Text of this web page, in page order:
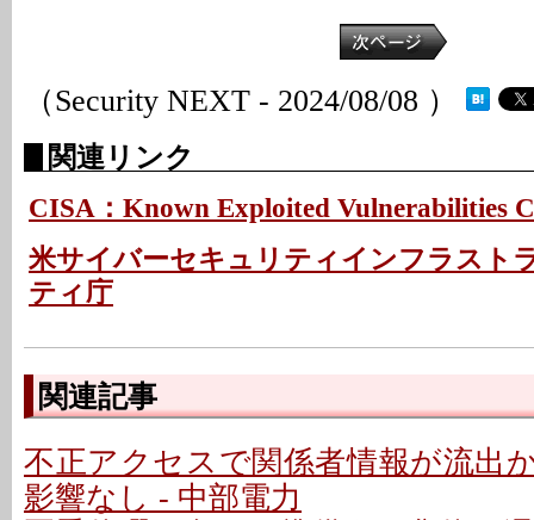
（Security NEXT - 2024/08/08 ）
関連リンク
CISA：Known Exploited Vulnerabilities
米サイバーセキュリティインフラスト
ティ庁
関連記事
不正アクセスで関係者情報が流出
影響なし - 中部電力